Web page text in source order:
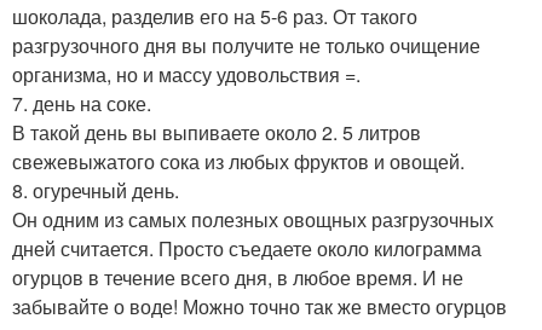
шоколада, разделив его на 5-6 раз. От такого
разгрузочного дня вы получите не только очищение
организма, но и массу удовольствия =.
7. день на соке.
В такой день вы выпиваете около 2. 5 литров
свежевыжатого сока из любых фруктов и овощей.
8. огуречный день.
Он одним из самых полезных овощных разгрузочных
дней считается. Просто съедаете около килограмма
огурцов в течение всего дня, в любое время. И не
забывайте о воде! Можно точно так же вместо огурцов